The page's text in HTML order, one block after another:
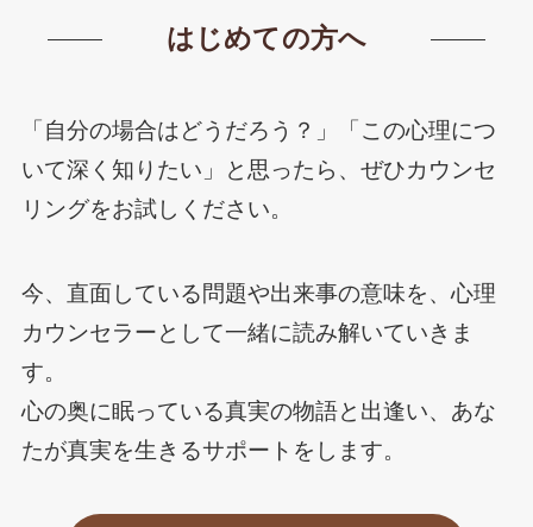
はじめての方へ
「自分の場合はどうだろう？」「この心理につ
いて深く知りたい」と思ったら、ぜひカウンセ
リングをお試しください。
今、直面している問題や出来事の意味を、心理
カウンセラーとして一緒に読み解いていきま
す。
心の奥に眠っている真実の物語と出逢い、あな
たが真実を生きるサポートをします。